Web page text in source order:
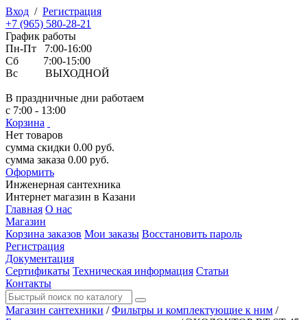
Вход / Регистрация
+7 (965) 580-28-21
График работы
Пн-Пт 7:00-16:00
Сб 7:00-15:00
Вс ВЫХОДНОЙ
В праздничные дни работаем
с 7:00 - 13:00
Корзина
Нет товаров
сумма скидки 0.00 руб.
сумма заказа 0.00 руб.
Оформить
Инженерная сантехника
Интернет магазин в Казани
Главная О нас
Магазин
Корзина заказов Мои заказы Восстановить пароль
Регистрация
Документация
Сертификаты Техническая информация Статьи
Контакты
Магазин сантехники / Фильтры и комплектующие к ним /